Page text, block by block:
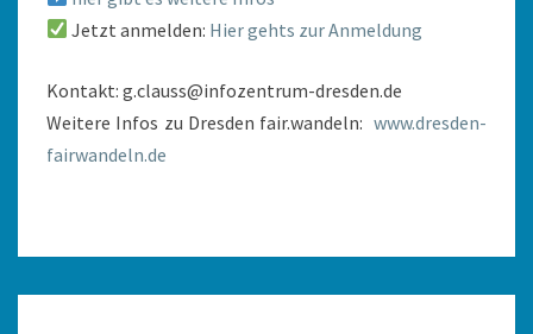
Jetzt anmelden: Hier gehts zur Anmeldung
Kontakt: g.clauss@infozentrum-dresden.de
Weitere Infos zu Dresden fair.wandeln: www.dresden-
fairwandeln.de